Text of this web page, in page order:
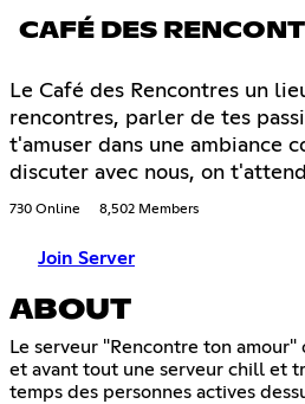
CAFÉ DES
Le Café des Rencontres un
rencontres, parler de tes
t'amuser dans une ambiance
discuter avec nous, on
730 Online 8,502 Members
Join Server
ABOUT
Le serveur "Rencontre ton amour"
et avant tout une serveur chill et
temps des personnes actives